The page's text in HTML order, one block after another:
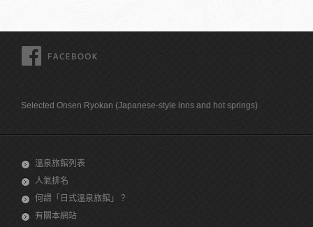
Selected Onsen Ryokan (Japanese-style inns and hot springs)
溫泉旅館列表
人氣排名
何謂「日式溫泉旅館」？
有關本網站